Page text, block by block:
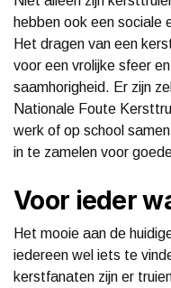
hebben ook een sociale
Het dragen van een
voor een vrolijke sfeer
saamhorigheid. Er zijn
Nationale Foute
werk of op school
in te zamelen voor
Voor ieder
Het mooie aan de
iedereen wel iets te
kerstfanaten zijn er